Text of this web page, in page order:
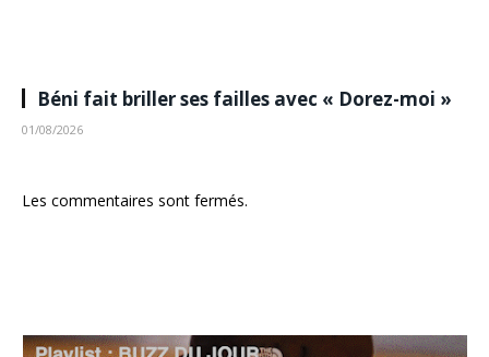
Béni fait briller ses failles avec « Dorez-moi »
01/08/2026
Les commentaires sont fermés.